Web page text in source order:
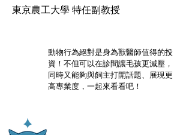
東京農工大學 特任副教授
動物行為絕對是身為獸醫師值得的投
資！不但可以在診間讓毛孩更減壓，
同時又能夠與飼主打開話題、展現更
高專業度，一起來看看吧！